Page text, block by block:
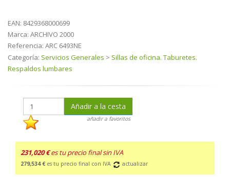
EAN: 8429368000699
Marca: ARCHIVO 2000
Referencia: ARC 6493NE
Categoría: Servicios Generales > Sillas de oficina. Taburetes.
Respaldos lumbares
Añadir a la cesta
añadir a favoritos
231,020 € es tu precio final sin IVA
279,534 € es tu precio final con IVA actualizar